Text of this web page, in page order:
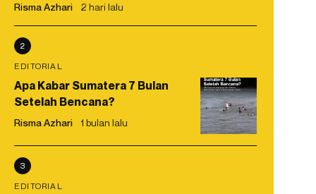
Risma Azhari 2 hari lalu
2
EDITORIAL
Apa Kabar Sumatera 7 Bulan
Setelah Bencana?
Risma Azhari 1 bulan lalu
3
EDITORIAL